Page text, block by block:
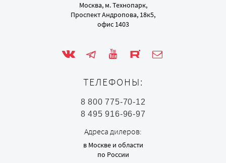
Москва, м. Технопарк,
Проспект Андропова, 18к5,
офис 1403
ТЕЛЕФОНЫ:
8 800 775-70-12
8 495 916-96-97
Адреса дилеров:
в Москве и области
по России